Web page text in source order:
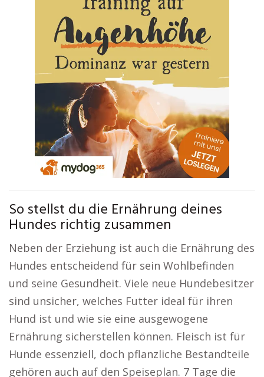
So stellst du die Ernährung deines
Hundes richtig zusammen
Neben der Erziehung ist auch die Ernährung des
Hundes entscheidend für sein Wohlbefinden
und seine Gesundheit. Viele neue Hundebesitzer
sind unsicher, welches Futter ideal für ihren
Hund ist und wie sie eine ausgewogene
Ernährung sicherstellen können. Fleisch ist für
Hunde essenziell, doch pflanzliche Bestandteile
gehören auch auf den Speiseplan. 7 Tage die